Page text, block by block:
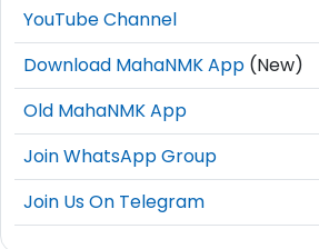
YouTube Channel
Download MahaNMK App (New)
Old MahaNMK App
Join WhatsApp Group
Join Us On Telegram